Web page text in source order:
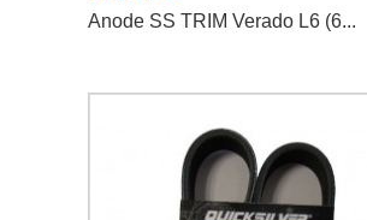
Anode SS TRIM Verado L6 (6...